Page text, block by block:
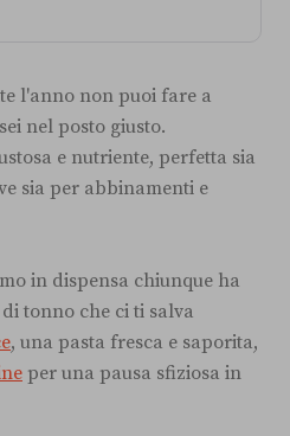
l'anno non puoi fare a
nel posto giusto.
e nutriente, perfetta sia
sia per abbinamenti e
in dispensa chiunque ha
tonno che ci ti salva
, una pasta fresca e saporita,
per una pausa sfiziosa in